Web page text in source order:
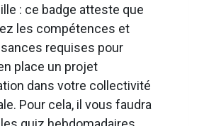
: ce badge atteste que
les compétences et
requises pour
place un projet
dans votre collectivité
Pour cela, il vous faudra